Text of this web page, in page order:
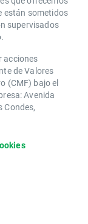
están sometidos
supervisados
acciones
de Valores
(CMF) bajo el
Avenida
Condes,